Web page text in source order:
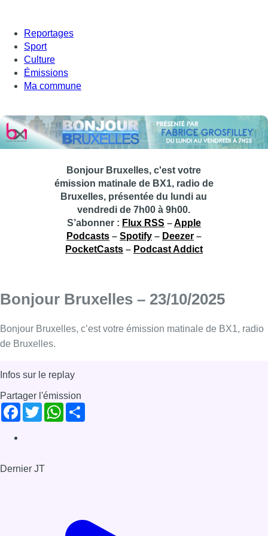
Reportages
Sport
Culture
Émissions
Ma commune
Bonjour Bruxelles, c'est votre
émission matinale de BX1, radio de
Bruxelles, présentée du lundi au
vendredi de 7h00 à 9h00.
S’abonner : Flux RSS –Apple
Podcasts– Spotify– Deezer–
PocketCasts– Podcast Addict
Infos sur le replay